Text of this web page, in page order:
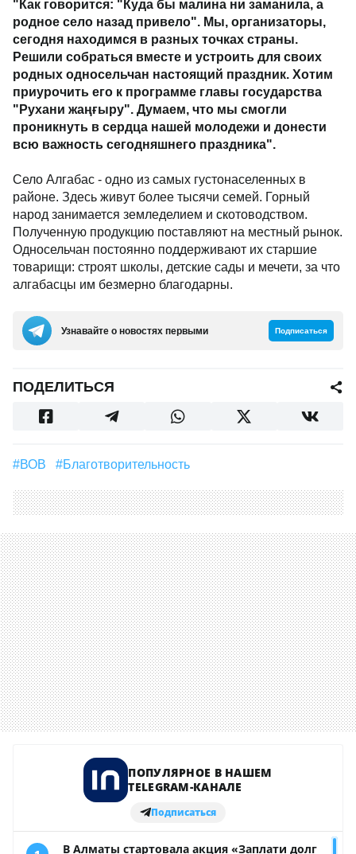
"Как говорится: "Куда бы малина ни заманила, а
родное село назад привело". Мы, организаторы,
сегодня находимся в разных точках страны.
Решили собраться вместе и устроить для своих
родных односельчан настоящий праздник. Хотим
приурочить его к программе главы государства
"Рухани жаңғыру". Думаем, что мы смогли
проникнуть в сердца нашей молодежи и донести
всю важность сегодняшнего праздника".
Село Алгабас - одно из самых густонаселенных в
районе. Здесь живут более тысячи семей. Горный
народ занимается земледелием и скотоводством.
Полученную продукцию поставляют на местный рынок.
Односельчан постоянно поддерживают их старшие
товарищи: строят школы, детские сады и мечети, за что
алгабасцы им безмерно благодарны.
Узнавайте о новостях первыми Подписаться
ПОДЕЛИТЬСЯ
#ВОВ #благотворительность